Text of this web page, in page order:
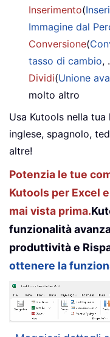
Inserimento(
Immagine dal
Conversione(
tasso di cambio,
Dividi(Unione
molto altro
Usa Kutools nella
inglese, spagnolo,
altre!
Potenzia le tue
Kutools per Excel
mai vista prima.
funzionalità
produttività e
ottenere la